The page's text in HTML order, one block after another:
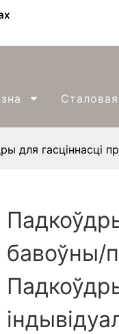
Сталовая
для
бавоўны/